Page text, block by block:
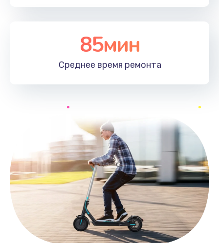
85мин
Среднее время ремонта